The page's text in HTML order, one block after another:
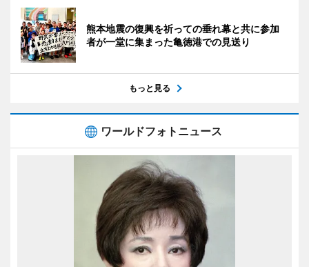
熊本地震の復興を祈っての垂れ幕と共に参加
者が一堂に集まった亀徳港での見送り
もっと見る
ワールドフォトニュース